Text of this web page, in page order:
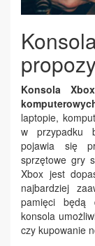
Konsola
laptopie,
w przypadku
pojawia się
sprzętowe gry
Xbox jest
najbardziej
pamięci będą
konsola
czy kupowanie